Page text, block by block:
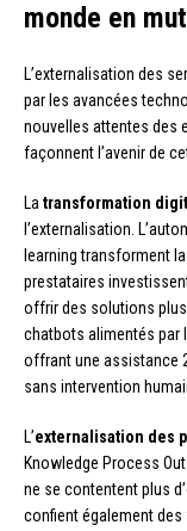
monde en
L’externalisation des
par les avancées
nouvelles attentes des
façonnent l’avenir de
La transformation
l’externalisation.
learning transforment
prestataires
offrir des solutions
chatbots alimentés par
offrant une assistance
sans intervention
L’externalisation des
Knowledge Process
ne se contentent plus
confient également